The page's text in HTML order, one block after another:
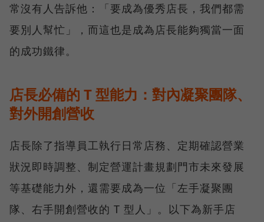
常沒有人告訴他：「要成為優秀店長，我們都需
要別人幫忙」，而這也是成為店長能夠獨當一面
的成功鐵律。
店長必備的 T 型能力：對內凝聚團隊、
對外開創營收
店長除了指導員工執行日常店務、定期確認營業
狀況即時調整、制定營運計畫規劃門市未來發展
等基礎能力外，還需要成為一位「左手凝聚團
隊、右手開創營收的 T 型人」。以下為新手店